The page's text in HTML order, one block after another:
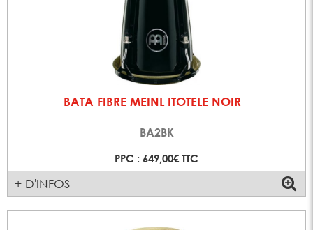
BATA FIBRE MEINL ITOTELE NOIR
BA2BK
PPC : 649,00€ TTC
+ D'INFOS